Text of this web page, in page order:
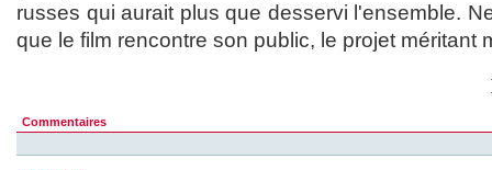
russes qui aurait plus que desservi l'ensemble.
que le film rencontre son public, le projet méritant
Commentaires